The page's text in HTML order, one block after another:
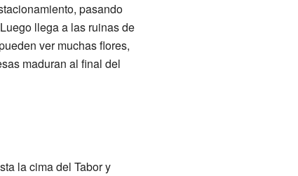
pasando
llega a las ruinas de
ver muchas flores,
maduran al final del
la cima del Tabor y